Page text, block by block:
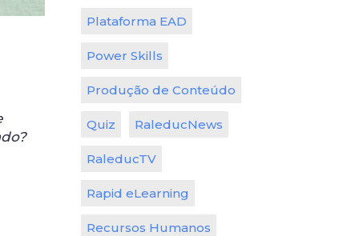
Plataforma EAD
Power Skills
Produção de Conteúdo
Quiz RaleducNews
RaleducTV
Rapid eLearning
Recursos Humanos